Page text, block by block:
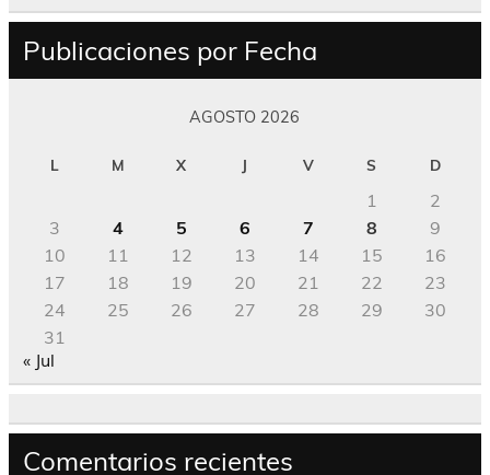
Publicaciones por Fecha
AGOSTO 2026
L M X J V S D
1
2
3
4 5 6 7 8
9
10
11 12 13 14 15
16
17
18 19 20 21 22
23
24
25 26 27 28 29
30
31
« Jul
Comentarios recientes